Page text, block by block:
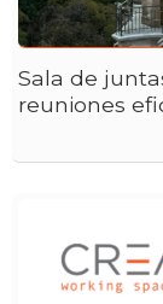
Sala de
reuniones